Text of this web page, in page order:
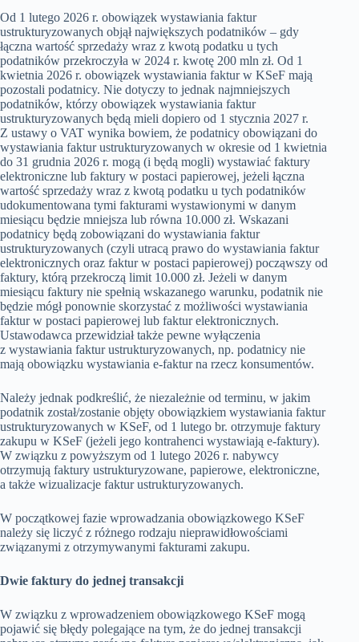
Od 1 lutego 2026 r. obowiązek wystawiania faktur
ustrukturyzowanych objął największych podatników – gdy
łączna wartość sprzedaży wraz z kwotą podatku u tych
podatników przekroczyła w 2024 r. kwotę 200 mln zł. Od 1
kwietnia 2026 r. obowiązek wystawiania faktur w KSeF mają
pozostali podatnicy. Nie dotyczy to jednak najmniejszych
podatników, którzy obowiązek wystawiania faktur
ustrukturyzowanych będą mieli dopiero od 1 stycznia 2027 r.
Z ustawy o VAT wynika bowiem, że podatnicy obowiązani do
wystawiania faktur ustrukturyzowanych w okresie od 1 kwietnia
do 31 grudnia 2026 r. mogą (i będą mogli) wystawiać faktury
elektroniczne lub faktury w postaci papierowej, jeżeli łączna
wartość sprzedaży wraz z kwotą podatku u tych podatników
udokumentowana tymi fakturami wystawionymi w danym
miesiącu będzie mniejsza lub równa 10.000 zł. Wskazani
podatnicy będą zobowiązani do wystawiania faktur
ustrukturyzowanych (czyli utracą prawo do wystawiania faktur
elektronicznych oraz faktur w postaci papierowej) począwszy od
faktury, którą przekroczą limit 10.000 zł. Jeżeli w danym
miesiącu faktury nie spełnią wskazanego warunku, podatnik nie
będzie mógł ponownie skorzystać z możliwości wystawiania
faktur w postaci papierowej lub faktur elektronicznych.
Ustawodawca przewidział także pewne wyłączenia
z wystawiania faktur ustrukturyzowanych, np. podatnicy nie
mają obowiązku wystawiania e-faktur na rzecz konsumentów.
Należy jednak podkreślić, że niezależnie od terminu, w jakim
podatnik został/zostanie objęty obowiązkiem wystawiania faktur
ustrukturyzowanych w KSeF, od 1 lutego br. otrzymuje faktury
zakupu w KSeF (jeżeli jego kontrahenci wystawiają e-faktury).
W związku z powyższym od 1 lutego 2026 r. nabywcy
otrzymują faktury ustrukturyzowane, papierowe, elektroniczne,
a także wizualizacje faktur ustrukturyzowanych.
W początkowej fazie wprowadzania obowiązkowego KSeF
należy się liczyć z różnego rodzaju nieprawidłowościami
związanymi z otrzymywanymi fakturami zakupu.
Dwie faktury do jednej transakcji
W związku z wprowadzeniem obowiązkowego KSeF mogą
pojawić się błędy polegające na tym, że do jednej transakcji